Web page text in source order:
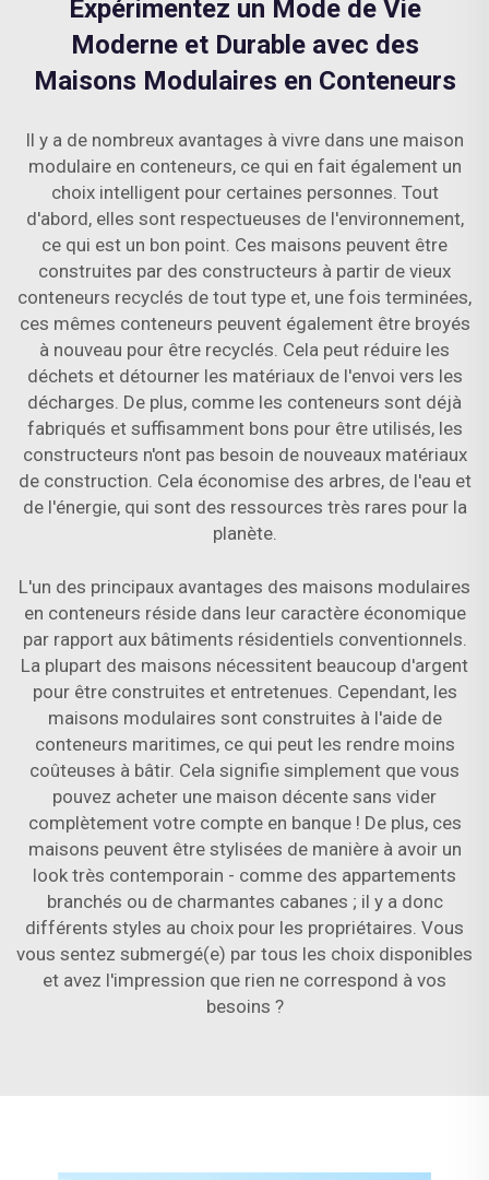
Expérimentez un Mode de Vie
Moderne et Durable avec des
Maisons Modulaires en Conteneurs
Il y a de nombreux avantages à vivre dans une maison
modulaire en conteneurs, ce qui en fait également un
choix intelligent pour certaines personnes. Tout
d'abord, elles sont respectueuses de l'environnement,
ce qui est un bon point. Ces maisons peuvent être
construites par des constructeurs à partir de vieux
conteneurs recyclés de tout type et, une fois terminées,
ces mêmes conteneurs peuvent également être broyés
à nouveau pour être recyclés. Cela peut réduire les
déchets et détourner les matériaux de l'envoi vers les
décharges. De plus, comme les conteneurs sont déjà
fabriqués et suffisamment bons pour être utilisés, les
constructeurs n'ont pas besoin de nouveaux matériaux
de construction. Cela économise des arbres, de l'eau et
de l'énergie, qui sont des ressources très rares pour la
planète.
L'un des principaux avantages des maisons modulaires
en conteneurs réside dans leur caractère économique
par rapport aux bâtiments résidentiels conventionnels.
La plupart des maisons nécessitent beaucoup d'argent
pour être construites et entretenues. Cependant, les
maisons modulaires sont construites à l'aide de
conteneurs maritimes, ce qui peut les rendre moins
coûteuses à bâtir. Cela signifie simplement que vous
pouvez acheter une maison décente sans vider
complètement votre compte en banque ! De plus, ces
maisons peuvent être stylisées de manière à avoir un
look très contemporain - comme des appartements
branchés ou de charmantes cabanes ; il y a donc
différents styles au choix pour les propriétaires. Vous
vous sentez submergé(e) par tous les choix disponibles
et avez l'impression que rien ne correspond à vos
besoins ?